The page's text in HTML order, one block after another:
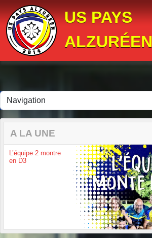
US PAYS
ALZURÉEN
A LA UNE
L’équipe 2 montre
en D3
Panneau de gestion des cookies